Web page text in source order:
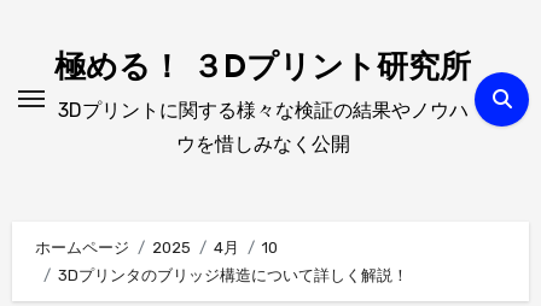
極める！ ３Dプリント研究所
3Dプリントに関する様々な検証の結果やノウハ
ウを惜しみなく公開
ホームページ 2025 4月
10
3Dプリンタのブリッジ構造について詳しく解説！